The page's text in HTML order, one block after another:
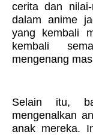
cerita dan
dalam anime
yang kembali
kembali
mengenang
Selain itu,
mengenalkan
anak mereka.